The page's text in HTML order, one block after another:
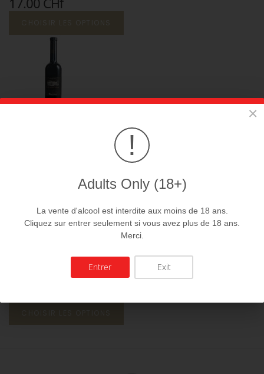
17.00 CHf
×
!
Adults Only (18+)
La vente d'alcool est interdite aux moins de 18 ans.
Cliquez sur entrer seulement si vous avez plus de 18 ans.
Merci.
Entrer Exit